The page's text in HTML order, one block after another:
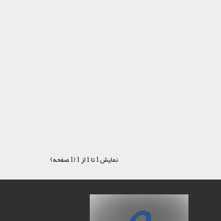
نمایش 1 تا 1 از 1 (1 صفحه)